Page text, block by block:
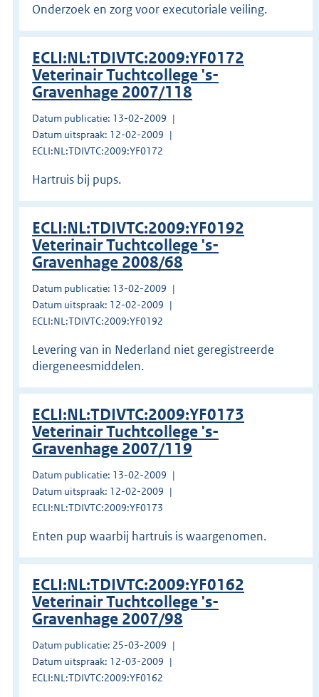
Onderzoek en zorg voor executoriale veiling.
ECLI:NL:TDIVTC:2009:YF0172
Veterinair Tuchtcollege 's-
Gravenhage 2007/118
Datum publicatie: 13-02-2009
Datum uitspraak: 12-02-2009
ECLI:NL:TDIVTC:2009:YF0172
Hartruis bij pups.
ECLI:NL:TDIVTC:2009:YF0192
Veterinair Tuchtcollege 's-
Gravenhage 2008/68
Datum publicatie: 13-02-2009
Datum uitspraak: 12-02-2009
ECLI:NL:TDIVTC:2009:YF0192
Levering van in Nederland niet geregistreerde
diergeneesmiddelen.
ECLI:NL:TDIVTC:2009:YF0173
Veterinair Tuchtcollege 's-
Gravenhage 2007/119
Datum publicatie: 13-02-2009
Datum uitspraak: 12-02-2009
ECLI:NL:TDIVTC:2009:YF0173
Enten pup waarbij hartruis is waargenomen.
ECLI:NL:TDIVTC:2009:YF0162
Veterinair Tuchtcollege 's-
Gravenhage 2007/98
Datum publicatie: 25-03-2009
Datum uitspraak: 12-03-2009
ECLI:NL:TDIVTC:2009:YF0162